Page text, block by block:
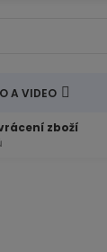
A VIDEO
zboží